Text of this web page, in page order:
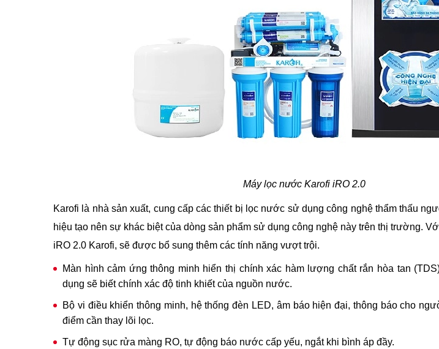
Máy lọc nước Karofi iRO 2.0
Karofi là nhà sản xuất, cung cấp các thiết bị lọc nước sử dụng công nghệ thẩm thấu
hiệu tạo nên sự khác biệt của dòng sản phẩm sử dụng công nghệ này trên thị trường.
iRO 2.0 Karofi, sẽ được bổ sung thêm các tính năng vượt trội.
Màn hình cảm ứng thông minh hiển thị chính xác hàm lượng chất rắn hòa tan
dụng sẽ biết chính xác độ tinh khiết của nguồn nước.
Bộ vi điều khiển thông minh, hệ thống đèn LED, âm báo hiện đại, thông báo cho
điểm cần thay lõi lọc.
Tự động sục rửa màng RO, tự động báo nước cấp yếu, ngắt khi bình áp đầy.